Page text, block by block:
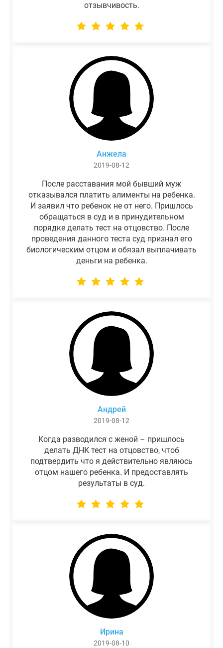
отзывчивость.
Анжела
2019-08-12
После расставания мой бывший муж
отказывался платить алименты на ребенка.
И заявил что ребенок не от него. Пришлось
обращаться в суд и в принудительном
порядке делать тест на отцовство. После
проведения данного теста суд признал его
биологическим отцом и обязал выплачивать
деньги на ребенка.
Андрей
2019-08-12
Когда разводился с женой – пришлось
делать ДНК тест на отцовство, чтоб
подтвердить что я действительно являюсь
отцом нашего ребенка. И предоставлять
результаты в суд.
Ирина
2019-08-10